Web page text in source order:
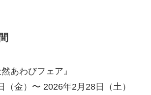
あわびフェア』
（金）〜 2026年2月28日（土）